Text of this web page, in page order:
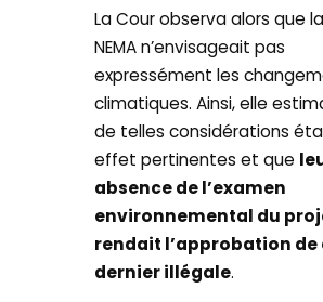
La Cour observa alors que
NEMA n’envisageait pas
expressément les
climatiques. Ainsi, elle
de telles considérations
effet pertinentes et que
absence de l’examen
environnemental du
rendait l’approbation de
dernier illégale.